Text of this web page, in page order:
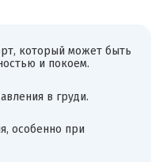
который может быть
и покоем.
в груди.
особенно при